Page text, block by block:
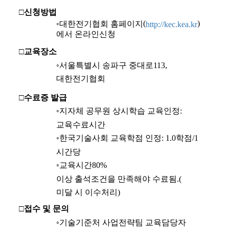
□신청방법
◦대한전기협회 홈페이지 (http://kec.kea.kr)
에서 온라인신청
□교육장소
◦서울특별시 송파구 중대로113,
대한전기협회
□수료증 발급
◦지자체 공무원 상시학습 교육인정:
교육수료시간
◦한국기술사회 교육학점 인정: 1.0학점/1
시간당
◦교육시간80%
이상 출석조건을 만족해야 수료됨.(
미달 시 이수처리 )
□접수 및 문의
◦기술기준처 사업전략팀 교육담당자